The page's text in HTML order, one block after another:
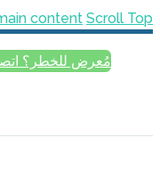
Skip